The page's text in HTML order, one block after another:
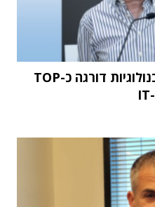
מחקר STKI השנתי: וואן טכנולוגיות דורגה כ-TOP